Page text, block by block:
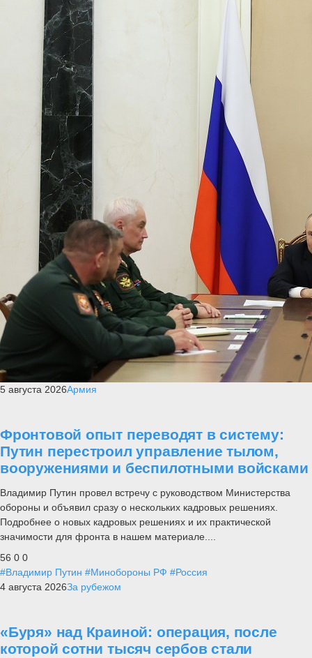
5 августа 2026Армия
Фронтовой опыт переводят в систему:
Путин перестроил управление тылом,
вооружениями и беспилотными войсками
Владимир Путин провел встречу с руководством Министерства
обороны и объявил сразу о нескольких кадровых решениях.
Подробнее о новых кадровых решениях и их практической
значимости для фронта в нашем материале....
56 0 0
#Владимир Путин #Минобороны РФ #Россия
4 августа 2026За рубежом
«Буря» над Краиной: операция, после
которой сотни тысяч сербов стали